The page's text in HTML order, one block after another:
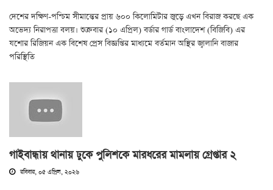
দেশের দক্ষিণ-পশ্চিম সীমান্তের প্রায় ৬০০ কিলোমিটার জুড়ে এখন বিরাজ করছে এক
অভেদ্য নিরাপত্তা বলয়। শুক্রবার (১০ এপ্রিল) বর্ডার গার্ড বাংলাদেশ (বিজিবি) এর
যশোর রিজিয়ন এক বিশেষ প্রেস বিজ্ঞপ্তির মাধ্যমে বর্তমান অস্থির জ্বালানি বাজার
পরিস্থিতি
গাইবান্ধায় থানায় ঢুকে পুলিশকে মারধরের মামলায় গ্রেপ্তার ২
রবিবার, ০৫ এপ্রিল, ২০২৬